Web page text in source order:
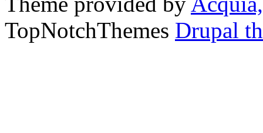
TopNotchThemes Drupal